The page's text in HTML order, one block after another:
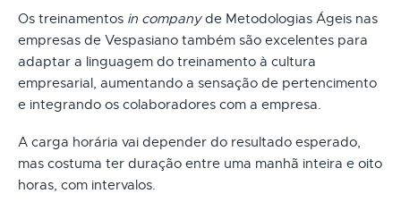
Os treinamentos in companyde Metodologias Ágeis nas
empresas de Vespasiano também são excelentes para
adaptar a linguagem do treinamento à cultura
empresarial, aumentando a sensação de pertencimento
e integrando os colaboradores com a empresa.
A carga horária vai depender do resultado esperado,
mas costuma ter duração entre uma manhã inteira e oito
horas, com intervalos.